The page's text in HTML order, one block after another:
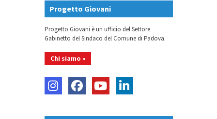
Progetto Giovani
Progetto Giovani è un ufficio del Settore
Gabinetto del Sindaco del Comune di Padova.
Chi siamo »